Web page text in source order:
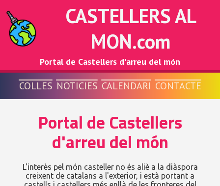
CASTELLERS AL
MON.com
Portal de Castellers d'arreu del món
COLLES NOTICIES CALENDARI CONTACTE
Portal de Castellers
d'arreu del món
L'interès pel món casteller no és aliè a la diàspora
creixent de catalans a l'exterior, i està portant a